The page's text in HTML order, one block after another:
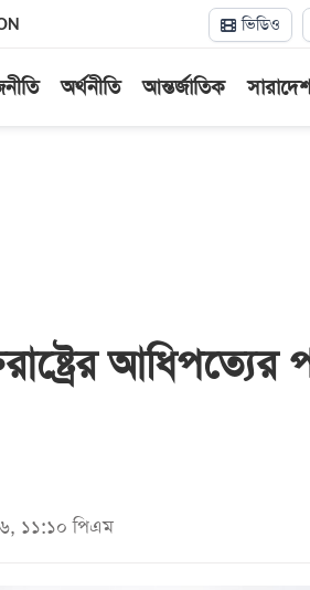
ভিডিও
অর্থনীতি আন্তর্জাতিক সারাদেশ
১১:১০ পিএম